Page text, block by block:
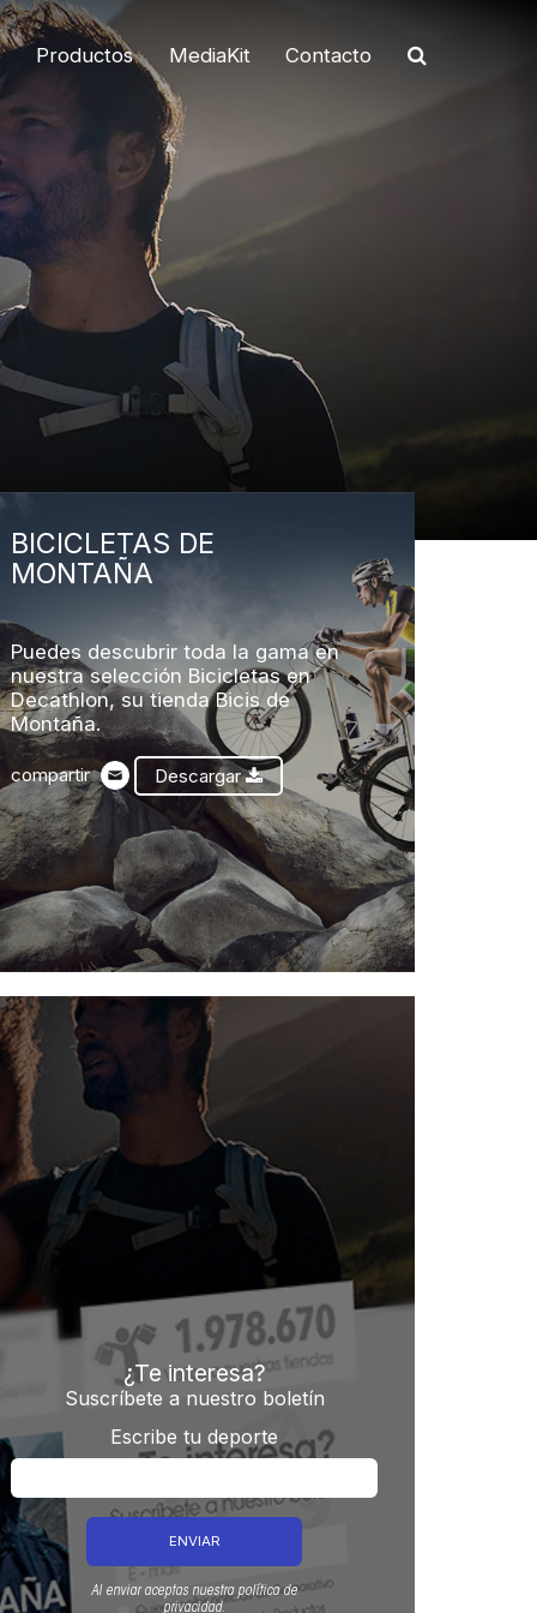
Productos MediaKit Contacto
BICICLETAS DE
MONTAÑA
Puedes descubrir toda la gama en
nuestra selección Bicicletas en
Decathlon, su tienda Bicis de
Montaña.
compartir Descargar
¿Te interesa?
Suscríbete a nuestro boletín
Escribe tu deporte
Al enviar aceptas nuestra política de
privacidad.